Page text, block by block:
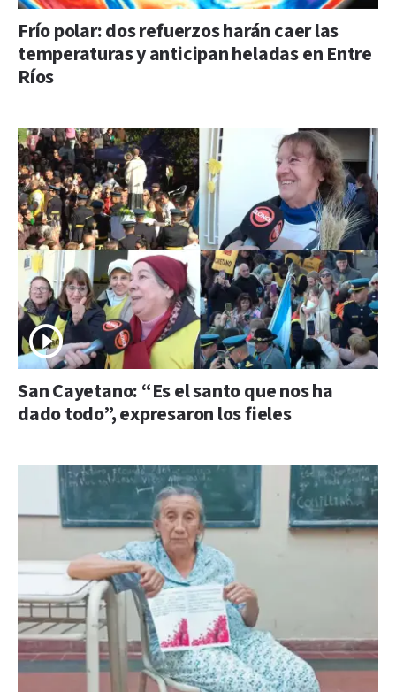
Frío polar: dos refuerzos harán caer las
temperaturas y anticipan heladas en Entre
Ríos
San Cayetano: “Es el santo que nos ha
dado todo”, expresaron los fieles